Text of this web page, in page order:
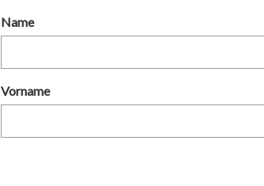
Name
Vorname